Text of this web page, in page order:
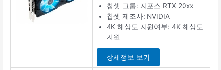
칩셋 그룹: 지포스 RTX 20xx
칩셋 제조사: NVIDIA
4K 해상도 지원여부: 4K 해상도
지원
상세정보 보기